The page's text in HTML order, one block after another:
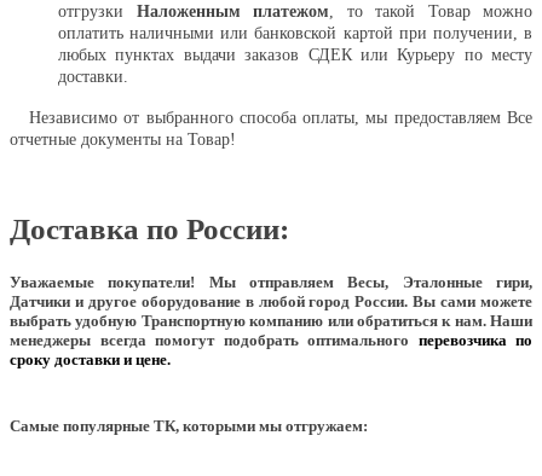
отгрузки Наложенным платежом , то такой Товар можно
оплатить наличными или банковской картой при получении, в
любых пунктах выдачи заказов СДЕК или Курьеру по месту
доставки.
Независимо от выбранного способа оплаты, мы предоставляем Все
отчетные документы на Товар!
Доставка по России:
Уважаемые покупатели! Мы отправляем Весы, Эталонные гири,
Датчики и другое оборудование в любой город России. Вы сами можете
выбрать удобную Транспортную компанию или обратиться к нам. Наши
менеджеры всегда помогут подобрать оптимального перевозчика по
сроку доставки и цене.
Самые популярные ТК, которыми мы отгружаем: